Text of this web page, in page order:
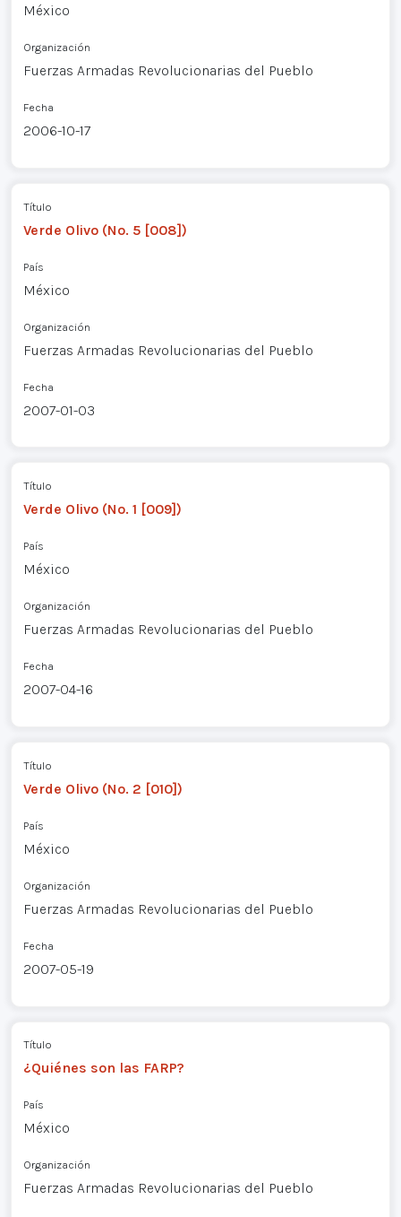
México
Organización
Fuerzas Armadas Revolucionarias del Pueblo
Fecha
2006-10-17
Título
Verde Olivo (No. 5 [008])
País
México
Organización
Fuerzas Armadas Revolucionarias del Pueblo
Fecha
2007-01-03
Título
Verde Olivo (No. 1 [009])
País
México
Organización
Fuerzas Armadas Revolucionarias del Pueblo
Fecha
2007-04-16
Título
Verde Olivo (No. 2 [010])
País
México
Organización
Fuerzas Armadas Revolucionarias del Pueblo
Fecha
2007-05-19
Título
¿Quiénes son las FARP?
País
México
Organización
Fuerzas Armadas Revolucionarias del Pueblo